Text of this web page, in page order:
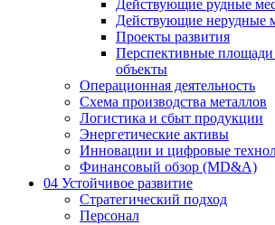
Действующие рудные
Действующие нерудные
Проекты развития
Перспективные
объекты
Операционная деятельность
Схема производства металлов
Логистика и сбыт продукции
Энергетические активы
Инновации и цифровые
Финансовый обзор (MD&A)
04 Устойчивое развитие
Стратегический подход
Персонал